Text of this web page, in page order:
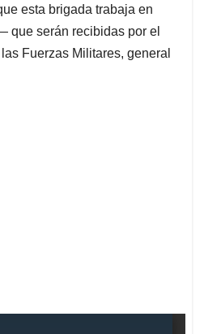
esta brigada trabaja en
que serán recibidas por el
Fuerzas Militares, general